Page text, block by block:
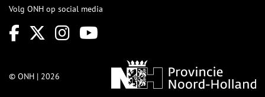
Volg ONH op social media
© ONH | 2026